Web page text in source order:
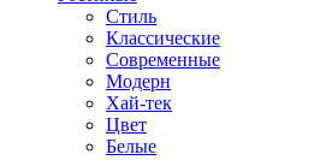
Стиль
Классические
Современные
Модерн
Хай-тек
Цвет
Белые